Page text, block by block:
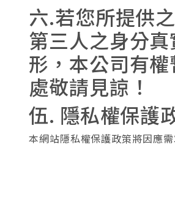
六.若您所提供
第三人之身分
形，本公司有
處敬請見諒！
伍. 隱私權保護
本網站隱私權保護政策將因應